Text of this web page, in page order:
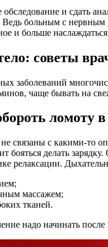
и сдать
Ведь больным с нервным
и больше
советы
заболеваний
чаще бывать на
ломоту в
связаны с какими-то
бояться делать
релаксации.
массажем;
тканей.
надо начинать